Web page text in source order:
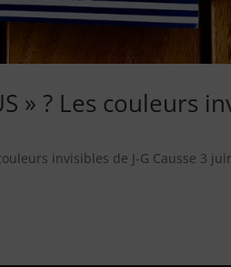
» ? Les couleurs
invisibles de J-G Causse 3